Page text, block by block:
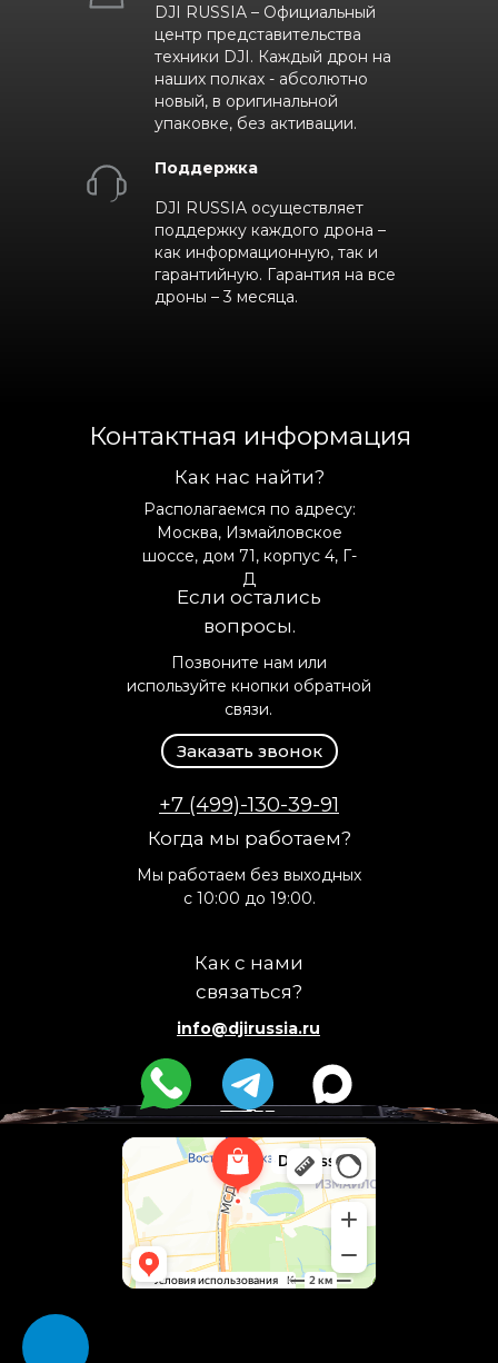
DJI RUSSIA – Официальный
центр представительства
техники DJI. Каждый дрон на
наших полках - абсолютно
новый, в оригинальной
упаковке, без активации.
Поддержка
DJI RUSSIA осуществляет
поддержку каждого дрона –
как информационную, так и
гарантийную. Гарантия на все
дроны – 3 месяца.
Как нас найти?
Когда мы работаем?
Если остались
вопросы.
Как с нами
связаться?
Располагаемся по адресу:
Москва, Измайловское
шоссе, дом 71, корпус 4, Г-
Д
Мы работаем без выходных
с 10:00 до 19:00.
Позвоните нам или
используйте кнопки обратной
связи.
+7 (499)-130-39-91
info@djirussia.ru
Заказать звонок
Контактная информация